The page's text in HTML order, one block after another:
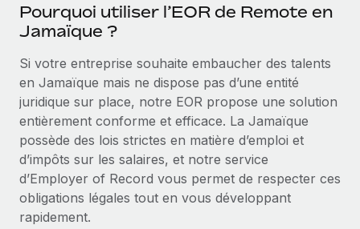
Comment Phiture gère ses 55 employés
répartis dans 19 pays grâce à Remote
croissance mobile internationale, encourage les...
En savoir plus
Pourquoi utiliser l’EOR de Remote en
Jamaïque ?
Si votre entreprise souhaite embaucher des talents
en Jamaïque mais ne dispose pas d’une entité
juridique sur place, notre EOR propose une solution
entièrement conforme et efficace. La Jamaïque
possède des lois strictes en matière d’emploi et
d’impôts sur les salaires, et notre service
d’Employer of Record vous permet de respecter ces
obligations légales tout en vous développant
rapidement.